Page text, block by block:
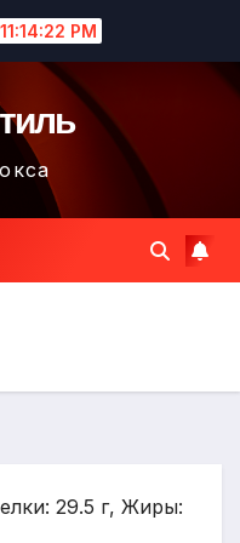
11:14:23 PM
29.5 г, Жиры: